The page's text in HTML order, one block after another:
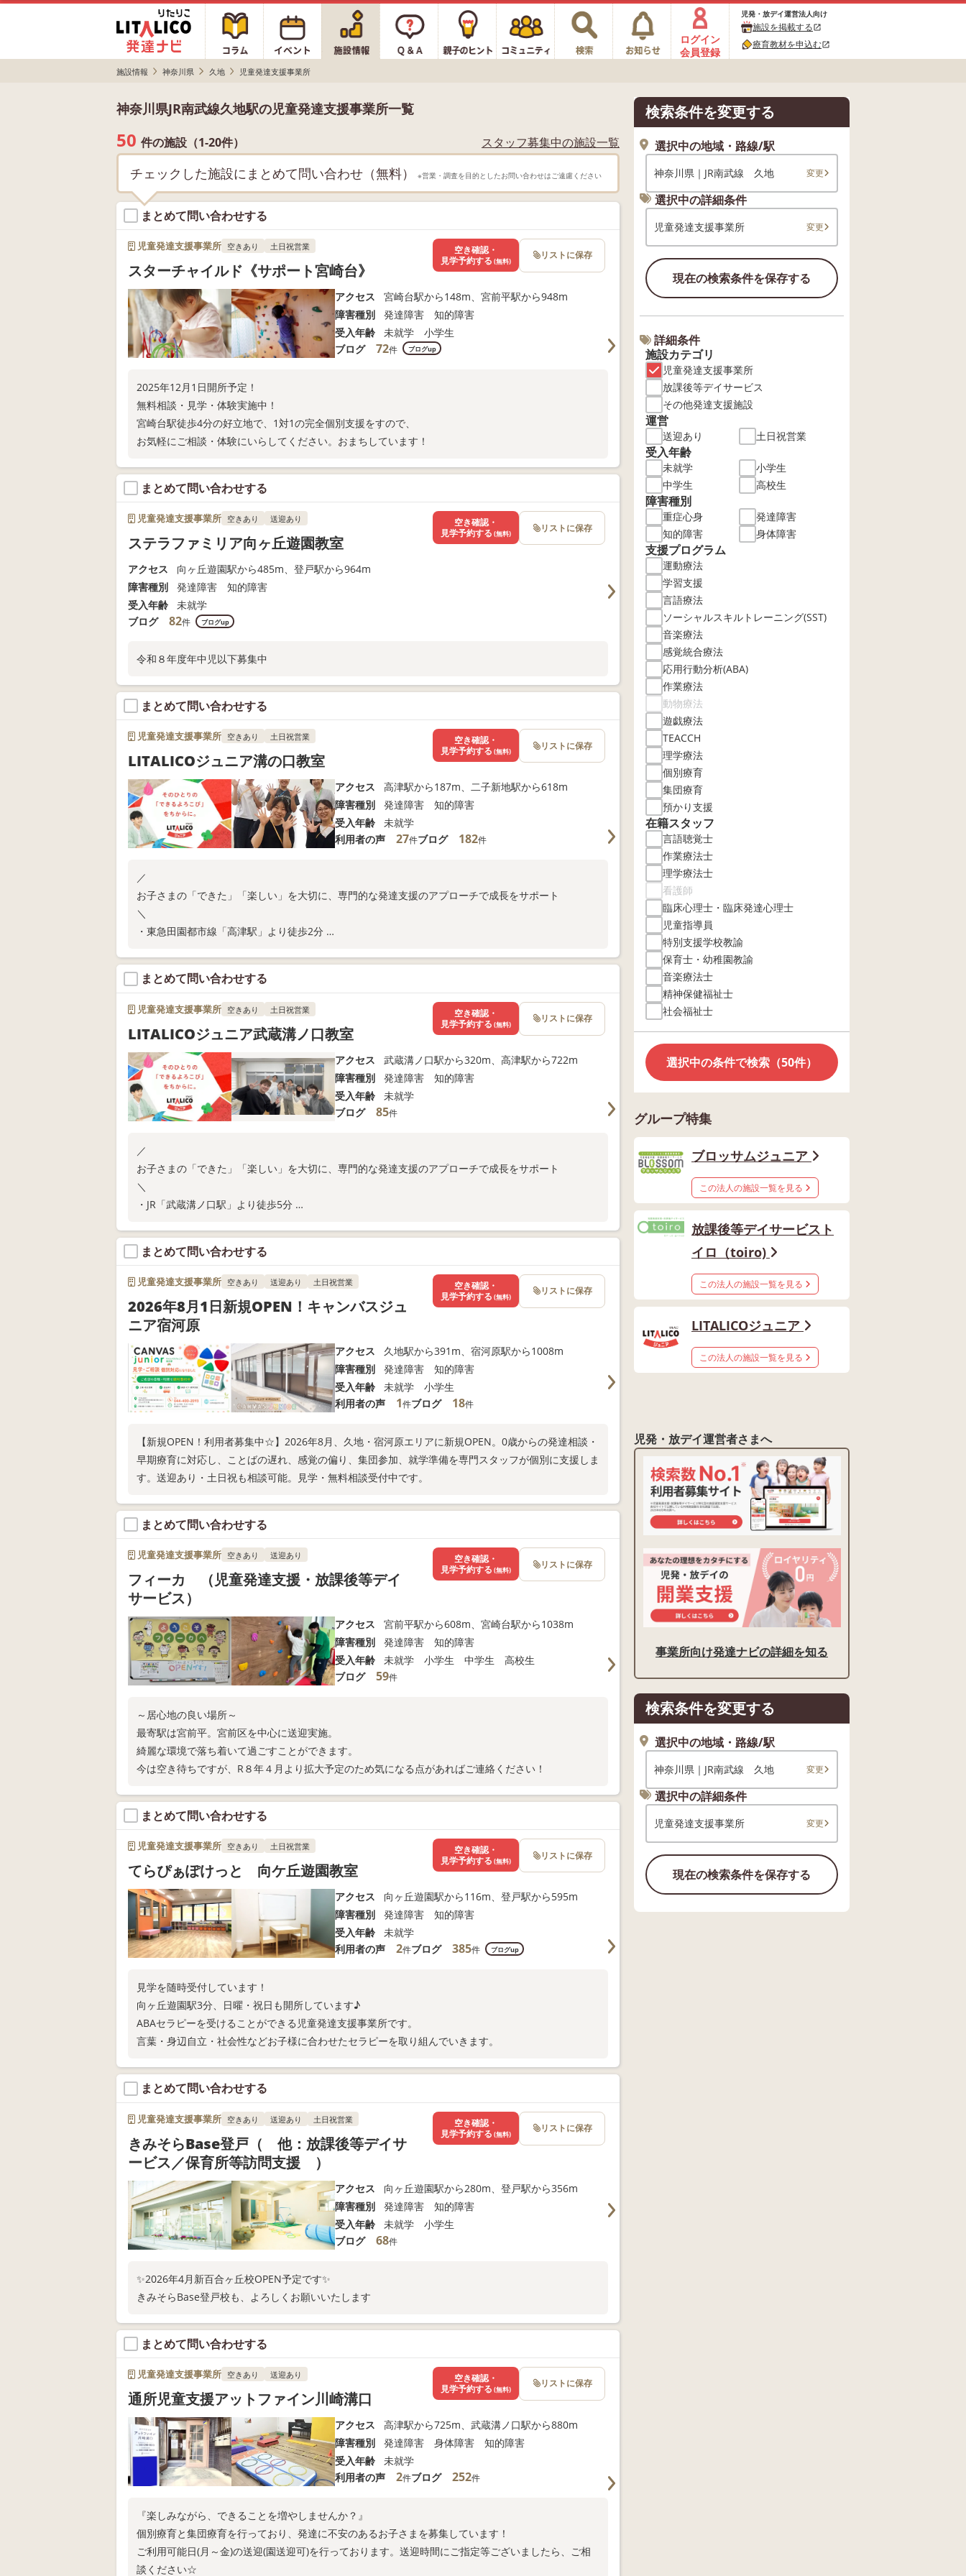
ログイン
会員登録
児発・放デイ運営法人向け
施設を掲載するopen_in_new
療育教材を申込むopen_in_new
施設情報 神奈川県 久地 児童発達支援事業所
神奈川県JR南武線久地駅の児童発達支援事業所一覧
50 件の施設（1-20件） スタッフ募集中の施設一覧
チェックした施設にまとめて問い合わせ（無料） ※営業・調査を目的としたお問い合わせはご遠慮ください
まとめて問い合わせする
児童発達支援事業所 空きあり 土日祝営業
スターチャイルド《サポート宮崎台》
アクセス
宮崎台駅から148m、宮前平駅から948m
障害種別
発達障害 知的障害
受入年齢
未就学 小学生
ブログ
72件 ブログup
2025年12月1日開所予定！
無料相談・見学・体験実施中！
宮崎台駅徒歩4分の好立地で、1対1の完全個別支援をすので、
お気軽にご相談・体験にいらしてください。おまちしています！
空き確認・
見学予約する (無料) リストに保存
まとめて問い合わせする
児童発達支援事業所 空きあり 送迎あり
ステラファミリア向ヶ丘遊園教室
アクセス
向ヶ丘遊園駅から485m、登戸駅から964m
障害種別
発達障害 知的障害
受入年齢
未就学
ブログ
82件 ブログup
令和８年度年中児以下募集中
空き確認・
見学予約する (無料) リストに保存
まとめて問い合わせする
児童発達支援事業所 空きあり 土日祝営業
LITALICOジュニア溝の口教室
アクセス
高津駅から187m、二子新地駅から618m
障害種別
発達障害 知的障害
受入年齢
未就学
利用者の声
27件ブログ 182件
／
お子さまの「できた」「楽しい」を大切に、専門的な発達支援のアプローチで成長をサポート
＼
・東急田園都市線「高津駅」より徒歩2分
・保育所等訪問支援
教室の空き状況や無料体験については、以下よりお問い合わせください！
空き確認・
見学予約する (無料) リストに保存
まとめて問い合わせする
児童発達支援事業所 空きあり 土日祝営業
LITALICOジュニア武蔵溝ノ口教室
アクセス
武蔵溝ノ口駅から320m、高津駅から722m
障害種別
発達障害 知的障害
受入年齢
未就学
ブログ
85件
／
お子さまの「できた」「楽しい」を大切に、専門的な発達支援のアプローチで成長をサポート
＼
・JR「武蔵溝ノ口駅」より徒歩5分
・保育所等訪問支援
教室の空き状況や無料体験については、以下よりお問い合わせください！
空き確認・
見学予約する (無料) リストに保存
まとめて問い合わせする
児童発達支援事業所 空きあり 送迎あり 土日祝営業
2026年8月1日新規OPEN！キャンバスジュ
ニア宿河原
アクセス
久地駅から391m、宿河原駅から1008m
障害種別
発達障害 知的障害
受入年齢
未就学 小学生
利用者の声
1件ブログ 18件
【新規OPEN！利用者募集中☆】2026年8月、久地・宿河原エリアに新規OPEN。0歳からの発達相談・
早期療育に対応し、ことばの遅れ、感覚の偏り、集団参加、就学準備を専門スタッフが個別に支援しま
す。送迎あり・土日祝も相談可能。見学・無料相談受付中です。
空き確認・
見学予約する (無料) リストに保存
まとめて問い合わせする
児童発達支援事業所 空きあり 送迎あり
フィーカ （児童発達支援・放課後等デイ
サービス）
アクセス
宮前平駅から608m、宮崎台駅から1038m
障害種別
発達障害 知的障害
受入年齢
未就学 小学生 中学生 高校生
ブログ
59件
～居心地の良い場所～
最寄駅は宮前平。宮前区を中心に送迎実施。
綺麗な環境で落ち着いて過ごすことができます。
今は空き待ちですが、R８年４月より拡大予定のため気になる点があればご連絡ください！
空き確認・
見学予約する (無料) リストに保存
まとめて問い合わせする
児童発達支援事業所 空きあり 土日祝営業
てらぴぁぽけっと 向ケ丘遊園教室
アクセス
向ヶ丘遊園駅から116m、登戸駅から595m
障害種別
発達障害 知的障害
受入年齢
未就学
利用者の声
2件ブログ 385件 ブログup
見学を随時受付しています！
向ヶ丘遊園駅3分、日曜・祝日も開所しています♪
ABAセラピーを受けることができる児童発達支援事業所です。
言葉・身辺自立・社会性などお子様に合わせたセラピーを取り組んでいきます。
空き確認・
見学予約する (無料) リストに保存
まとめて問い合わせする
児童発達支援事業所 空きあり 送迎あり 土日祝営業
きみそらBase登戸（ 他：放課後等デイサ
ービス／保育所等訪問支援 ）
アクセス
向ヶ丘遊園駅から280m、登戸駅から356m
障害種別
発達障害 知的障害
受入年齢
未就学 小学生
ブログ
68件
✨2026年4月新百合ヶ丘校OPEN予定です✨
きみそらBase登戸校も、よろしくお願いいたします
空き確認・
見学予約する (無料) リストに保存
まとめて問い合わせする
児童発達支援事業所 空きあり 送迎あり
通所児童支援アットファイン川崎溝口
アクセス
高津駅から725m、武蔵溝ノ口駅から880m
障害種別
発達障害 身体障害 知的障害
受入年齢
未就学
利用者の声
2件ブログ 252件
『楽しみながら、できることを増やしませんか？』
個別療育と集団療育を行っており、発達に不安のあるお子さまを募集しています！
ご利用可能日(月～金)の送迎(園送迎可)を行っております。送迎時間にご指定等ございましたら、ご相
談ください☆
空き確認・
見学予約する (無料) リストに保存
検索条件を変更する
選択中の地域・路線/駅
神奈川県｜JR南武線 久地 変更
選択中の詳細条件
児童発達支援事業所 変更
現在の検索条件を保存する
詳細条件
施設カテゴリ
児童発達支援事業所
放課後等デイサービス
その他発達支援施設
運営
送迎あり 土日祝営業
受入年齢
未就学
小学生
中学生
高校生
障害種別
重症心身
発達障害
知的障害
身体障害
支援プログラム
運動療法
学習支援
言語療法
ソーシャルスキルトレーニング(SST)
音楽療法
感覚統合療法
応用行動分析(ABA)
作業療法
動物療法
遊戯療法
TEACCH
理学療法
個別療育
集団療育
預かり支援
在籍スタッフ
言語聴覚士
作業療法士
理学療法士
看護師
臨床心理士・臨床発達心理士
児童指導員
特別支援学校教諭
保育士・幼稚園教諭
音楽療法士
精神保健福祉士
社会福祉士
選択中の条件で検索（50件）
グループ特集
ブロッサムジュニア
この法人の施設一覧を見る
放課後等デイサービスト
イロ（toiro)
この法人の施設一覧を見る
LITALICOジュニア
この法人の施設一覧を見る
児発・放デイ運営者さまへ
事業所向け発達ナビの詳細を知る
検索条件を変更する
選択中の地域・路線/駅
神奈川県｜JR南武線 久地 変更
選択中の詳細条件
児童発達支援事業所 変更
現在の検索条件を保存する